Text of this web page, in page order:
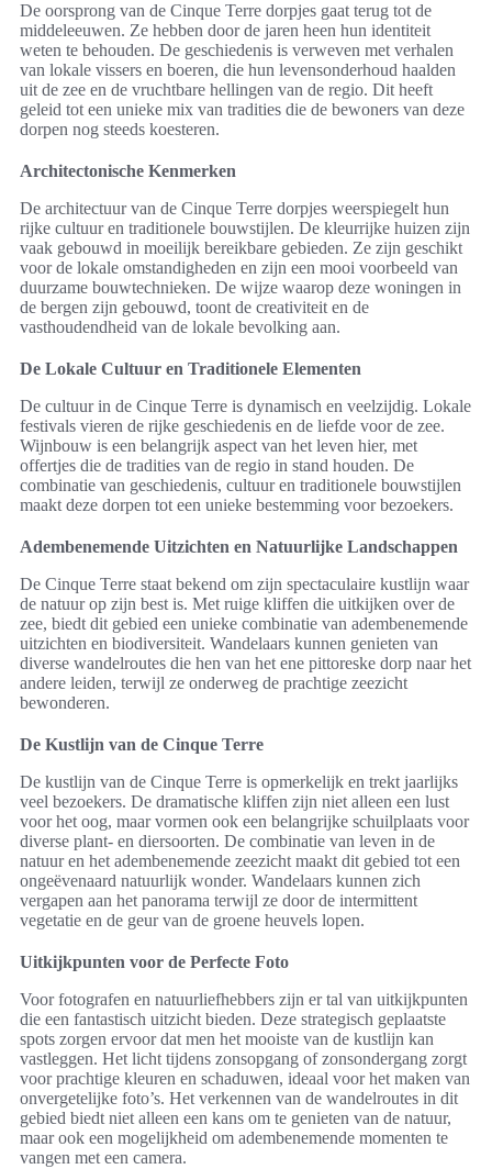
De oorsprong van de Cinque Terre dorpjes gaat terug tot de
middeleeuwen. Ze hebben door de jaren heen hun identiteit
weten te behouden. De geschiedenis is verweven met verhalen
van lokale vissers en boeren, die hun levensonderhoud haalden
uit de zee en de vruchtbare hellingen van de regio. Dit heeft
geleid tot een unieke mix van tradities die de bewoners van deze
dorpen nog steeds koesteren.
Architectonische Kenmerken
De architectuur van de Cinque Terre dorpjes weerspiegelt hun
rijke cultuur en traditionele bouwstijlen. De kleurrijke huizen zijn
vaak gebouwd in moeilijk bereikbare gebieden. Ze zijn geschikt
voor de lokale omstandigheden en zijn een mooi voorbeeld van
duurzame bouwtechnieken. De wijze waarop deze woningen in
de bergen zijn gebouwd, toont de creativiteit en de
vasthoudendheid van de lokale bevolking aan.
De Lokale Cultuur en Traditionele Elementen
De cultuur in de Cinque Terre is dynamisch en veelzijdig. Lokale
festivals vieren de rijke geschiedenis en de liefde voor de zee.
Wijnbouw is een belangrijk aspect van het leven hier, met
offertjes die de tradities van de regio in stand houden. De
combinatie van geschiedenis, cultuur en traditionele bouwstijlen
maakt deze dorpen tot een unieke bestemming voor bezoekers.
Adembenemende Uitzichten en Natuurlijke Landschappen
De Cinque Terre staat bekend om zijn spectaculaire kustlijn waar
de natuur op zijn best is. Met ruige kliffen die uitkijken over de
zee, biedt dit gebied een unieke combinatie van adembenemende
uitzichten en biodiversiteit. Wandelaars kunnen genieten van
diverse wandelroutes die hen van het ene pittoreske dorp naar het
andere leiden, terwijl ze onderweg de prachtige zeezicht
bewonderen.
De Kustlijn van de Cinque Terre
De kustlijn van de Cinque Terre is opmerkelijk en trekt jaarlijks
veel bezoekers. De dramatische kliffen zijn niet alleen een lust
voor het oog, maar vormen ook een belangrijke schuilplaats voor
diverse plant- en diersoorten. De combinatie van leven in de
natuur en het adembenemende zeezicht maakt dit gebied tot een
ongeëvenaard natuurlijk wonder. Wandelaars kunnen zich
vergapen aan het panorama terwijl ze door de intermittent
vegetatie en de geur van de groene heuvels lopen.
Uitkijkpunten voor de Perfecte Foto
Voor fotografen en natuurliefhebbers zijn er tal van uitkijkpunten
die een fantastisch uitzicht bieden. Deze strategisch geplaatste
spots zorgen ervoor dat men het mooiste van de kustlijn kan
vastleggen. Het licht tijdens zonsopgang of zonsondergang zorgt
voor prachtige kleuren en schaduwen, ideaal voor het maken van
onvergetelijke foto’s. Het verkennen van de wandelroutes in dit
gebied biedt niet alleen een kans om te genieten van de natuur,
maar ook een mogelijkheid om adembenemende momenten te
vangen met een camera.